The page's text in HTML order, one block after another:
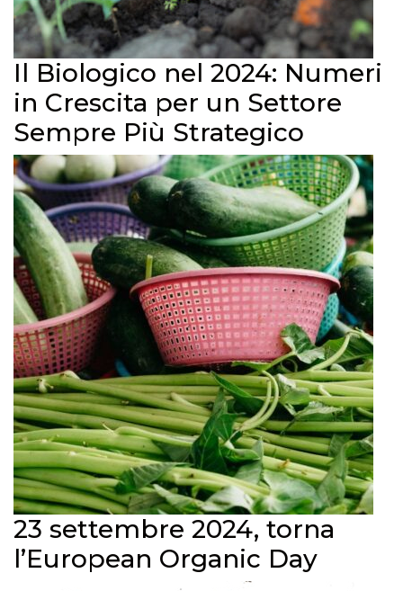
Il Biologico nel 2024: Numeri
in Crescita per un Settore
Sempre Più Strategico
23 settembre 2024, torna
l’European Organic Day